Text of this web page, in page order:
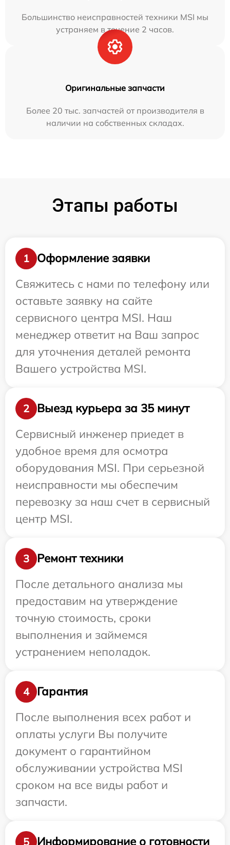
Большинство неисправностей техники MSI мы
устраняем в течение 2 часов.
Оригинальные запчасти
Более 20 тыс. запчастей от производителя в
наличии на собственных складах.
Этапы работы
1
Оформление заявки
Свяжитесь с нами по телефону или
оставьте заявку на сайте
сервисного центра MSI. Наш
менеджер ответит на Ваш запрос
для уточнения деталей ремонта
Вашего устройства MSI.
2
Выезд курьера за 35 минут
Сервисный инженер приедет в
удобное время для осмотра
оборудования MSI. При серьезной
неисправности мы обеспечим
перевозку за наш счет в сервисный
центр MSI.
3
Ремонт техники
После детального анализа мы
предоставим на утверждение
точную стоимость, сроки
выполнения и займемся
устранением неполадок.
4
Гарантия
После выполнения всех работ и
оплаты услуги Вы получите
документ о гарантийном
обслуживании устройства MSI
сроком на все виды работ и
запчасти.
5 Информирование о готовности